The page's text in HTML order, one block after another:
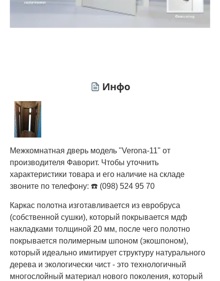
Инфо
Межкомнатная дверь модель "Verona-11" от
производителя Фаворит. Чтобы уточнить
характеристики товара и его наличие на складе
звоните по телефону: ☎️ (098) 524 95 70
Каркас полотна изготавливается из евробруса
(собственной сушки), который покрывается мдф
накладками толщиной 20 мм, после чего полотно
покрывается полимерным шпоном (экошпоном),
который идеально имитирует структуру натурального
дерева и экологически чист - это технологичный
многослойный материал нового поколения, который